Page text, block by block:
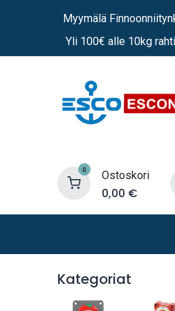
Myymälä
Yli 100€ alle 10kg
0 Ostoskori
0,00 €
Kategoriat